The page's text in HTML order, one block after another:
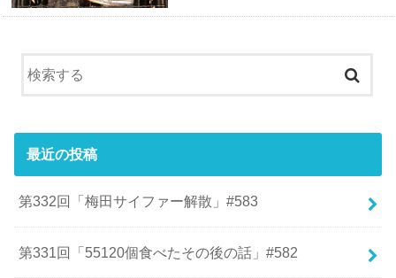
最近の投稿
第332回「梅田サイファー解散」#583
第331回「55120個食べたその後の話」#582